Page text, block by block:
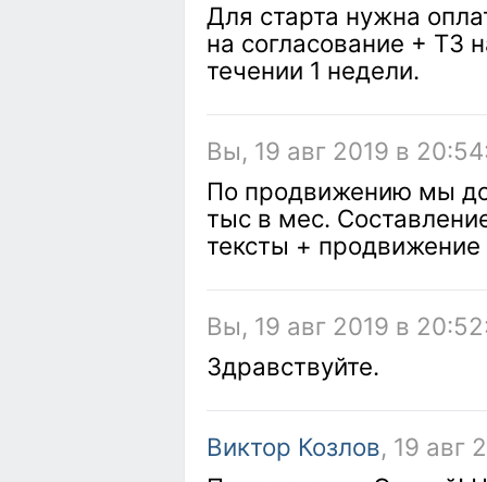
Для старта нужна
на согласование + ТЗ
течении 1 недели.
Вы, 19 авг 2019 в
По продвижению мы
тыс в мес.
тексты +
Вы, 19 авг 2019 в
Здравствуйте.
Виктор Козлов, 19 авг